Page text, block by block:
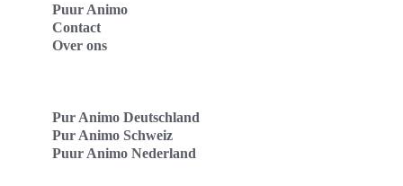
Puur Animo
Contact
Over ons
Pur Animo Deutschland
Pur Animo Schweiz
Puur Animo Nederland